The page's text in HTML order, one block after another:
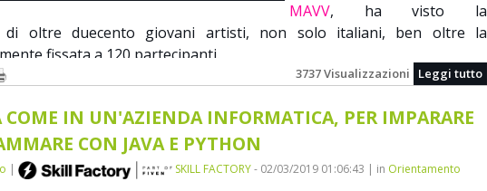
MAVV, ha visto la
di oltre duecento giovani artisti, non solo italiani, ben oltre la
fissata a 120 partecipanti.
tre opere da premiare, tra i25 finalistipreselezionati (19 per le
per le arti performative).
saranno conferiti assegni e riconoscimenti, sono previsti
Leggi tutto
3737 Visualizzazioni
COME IN UN'AZIENDA INFORMATICA, PER IMPARARE
CON JAVA E PYTHON
| SKILL FACTORY- 02/03/2019 01:06:43 | in Orientamento